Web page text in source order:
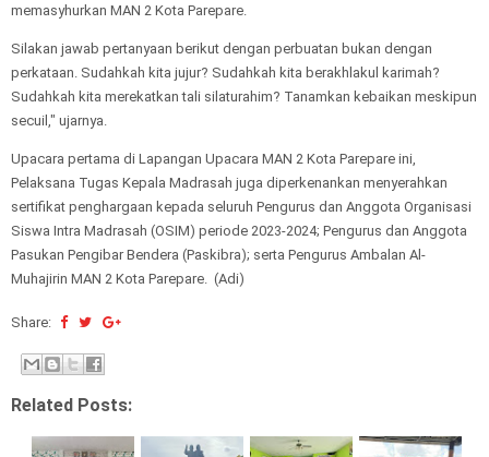
memasyhurkan MAN 2 Kota Parepare.
Silakan jawab pertanyaan berikut dengan perbuatan bukan dengan
perkataan. Sudahkah kita jujur? Sudahkah kita berakhlakul karimah?
Sudahkah kita merekatkan tali silaturahim? Tanamkan kebaikan meskipun
secuil," ujarnya.
Upacara pertama di Lapangan Upacara MAN 2 Kota Parepare ini,
Pelaksana Tugas Kepala Madrasah juga diperkenankan menyerahkan
sertifikat penghargaan kepada seluruh Pengurus dan Anggota Organisasi
Siswa Intra Madrasah (OSIM) periode 2023-2024; Pengurus dan Anggota
Pasukan Pengibar Bendera (Paskibra); serta Pengurus Ambalan Al-
Muhajirin MAN 2 Kota Parepare. (Adi)
Share:
Related Posts: